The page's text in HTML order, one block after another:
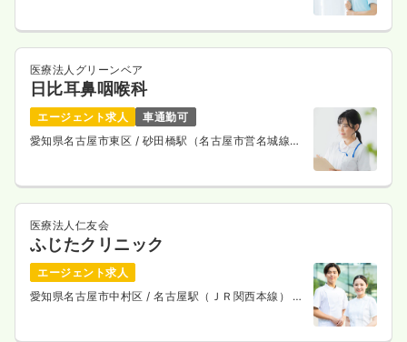
医療法人グリーンベア
日比耳鼻咽喉科
エージェント求人
車通勤可
愛知県名古屋市東区 / 砂田橋駅（名古屋市営名城線）
医療法人仁友会
ふじたクリニック
エージェント求人
愛知県名古屋市中村区 / 名古屋駅（ＪＲ関西本線） 徒